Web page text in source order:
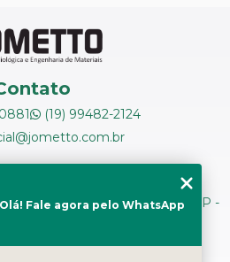
DE RADIAÇÃO
(19) 99482-2124
N 1665 - Centro Piracicaba - SP -
13400-126
Olá! Fale agora pelo WhatsApp